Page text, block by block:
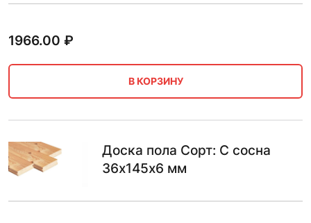
1966.00 ₽
В КОРЗИНУ
Доска пола Сорт: C сосна
36х145х6 мм